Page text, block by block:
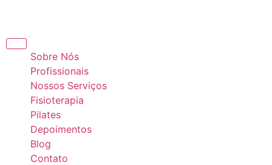
Sobre Nós
Profissionais
Nossos Serviços
Fisioterapia
Pilates
Depoimentos
Blog
Contato